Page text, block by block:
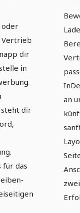
Vertrieb
dir
in
dir
für das
an